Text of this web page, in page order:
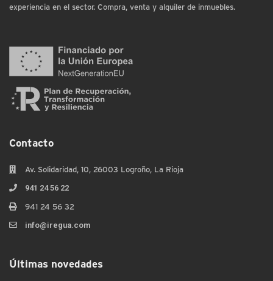
experiencia en el sector. Compra, venta y alquiler de inmuebles.
Contacto
Av. Solidaridad, 10, 26003 Logroño, La Rioja
941 24 56 22
941 24 56 32
info@iregua.com
Últimas novedades